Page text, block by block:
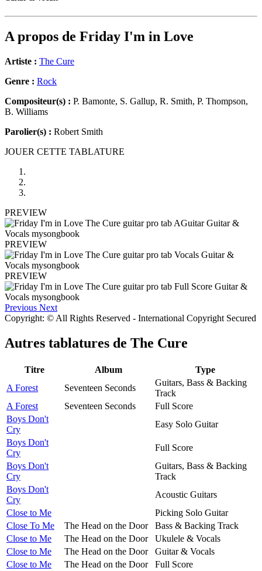
A propos de Friday I'm in Love
Artiste : The Cure
Genre : Rock
Compositeur(s) : P. Bamonte, S. Gallup, R. Smith, P. Thompson,
B. Williams
Parolier(s) : Robert Smith
JOUER CETTE TABLATURE
PREVIEW
PREVIEW
PREVIEW
Previous Next
Copyright: © All Rights Reserved - International Copyright Secured
Autres tablatures de The Cure
Titre Album
Type
A Forest
Seventeen Seconds
Guitars, Bass & Backing
Track
A Forest
Seventeen Seconds
Full Score
Boys Don't
Cry
Easy Solo Guitar
Boys Don't
Cry
Full Score
Boys Don't
Cry
Guitars, Bass & Backing
Track
Boys Don't
Cry
Acoustic Guitars
Close to Me
Picking Solo Guitar
Close To Me
The Head on the Door
Bass & Backing Track
Close to Me
The Head on the Door
Ukulele & Vocals
Close to Me
The Head on the Door
Guitar & Vocals
Close to Me
The Head on the Door
Full Score